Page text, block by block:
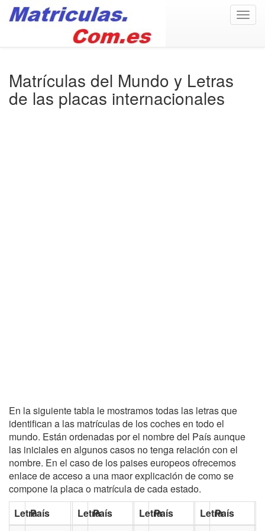
Matrículas del Mundo y Letras
de las placas internacionales
En la siguiente tabla le mostramos todas las letras que
identifican a las matrículas de los coches en todo el
mundo. Están ordenadas por el nombre del País aunque
las iniciales en algunos casos no tenga relación con el
nombre. En el caso de los paises europeos ofrecemos
enlace de acceso a una maor explicación de como se
compone la placa o matrícula de cada estado.
LetraPaís LetraPaís LetraPaís LetraPaís